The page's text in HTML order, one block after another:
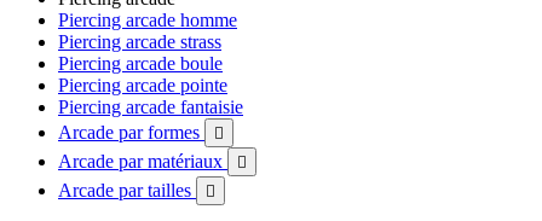
Piercing arcade homme
Piercing arcade strass
Piercing arcade boule
Piercing arcade pointe
Piercing arcade fantaisie
Arcade par formes

Arcade par matériaux 
Arcade par tailles 